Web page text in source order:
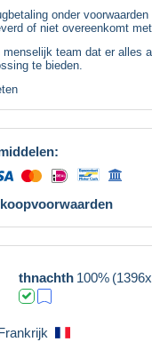
onder
of niet overeenkomt
menselijk team dat er alles
te bieden.
thnachth 100%